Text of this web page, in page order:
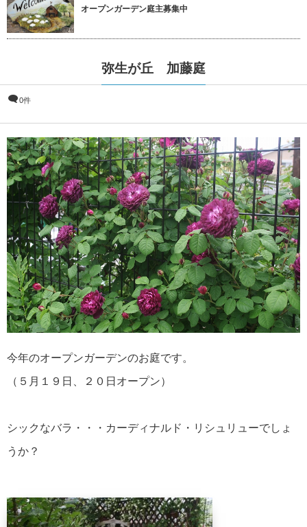
オープンガーデン庭主募集中
弥生が丘 加藤庭
0件
今年のオープンガーデンのお庭です。
（５月１９日、２０日オープン）
シックなバラ・・・カーディナルド・リシュリューでしょ
うか？